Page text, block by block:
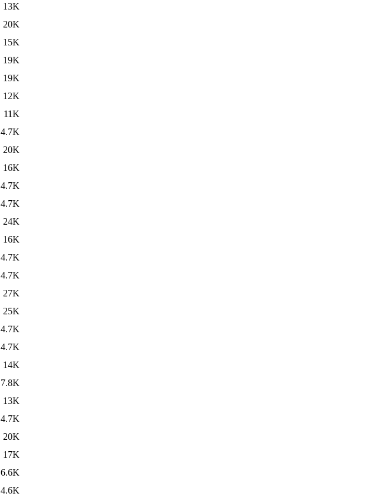
13K
20K
15K
19K
19K
12K
11K
4.7K
20K
16K
4.7K
4.7K
24K
16K
4.7K
4.7K
27K
25K
4.7K
4.7K
14K
7.8K
13K
4.7K
20K
17K
6.6K
4.6K